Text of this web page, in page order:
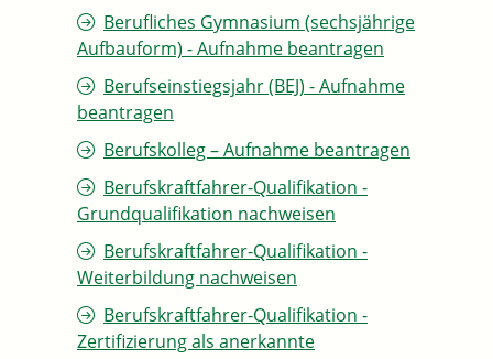
Berufliches Gymnasium (sechsjährige
Aufbauform) - Aufnahme beantragen
Berufseinstiegsjahr (BEJ) - Aufnahme
beantragen
Berufskolleg – Aufnahme beantragen
Berufskraftfahrer-Qualifikation -
Grundqualifikation nachweisen
Berufskraftfahrer-Qualifikation -
Weiterbildung nachweisen
Berufskraftfahrer-Qualifikation -
Zertifizierung als anerkannte